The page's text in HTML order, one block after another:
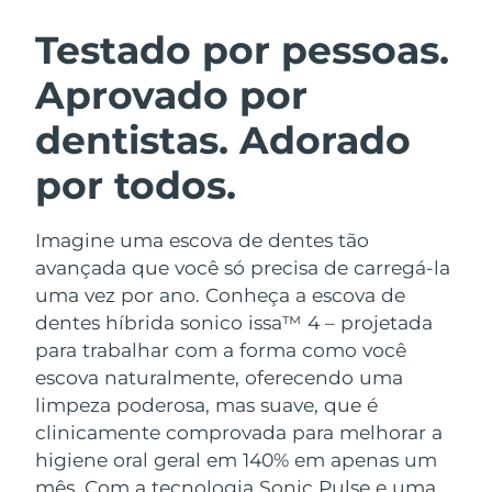
Testado por pessoas.
Aprovado por
dentistas. Adorado
por todos.
Imagine uma escova de dentes tão
avançada que você só precisa de carregá-la
uma vez por ano. Conheça a escova de
dentes híbrida sonico issa™ 4 – projetada
para trabalhar com a forma como você
escova naturalmente, oferecendo uma
limpeza poderosa, mas suave, que é
clinicamente comprovada para melhorar a
higiene oral geral em 140% em apenas um
mês. Com a tecnologia Sonic Pulse e uma
Limpeza facial
LUNA™ 4 kit
Anti-aging massage
LUNA™ 4 Plus
Massage, LED heating
LUNA™ 4 Men
For men, anti-aging massage
Lifting facial
BEAR™ 2 kit
Microcurrent toning
BEAR™ 2 go
Microcurrent toning on-the-go
BEAR™ 2 eyes & lips
Microcurrent line smoothing device
Hidratação
UFO™ 3 kit
Deep facial hydration
UFO™ 3 LED
Near-infrared and red light therapy
device
Cuidado oral
issa™ 4
Hybrid silicone sonic toothbrush
issa™ 4 plus
Smart hybrid silicone sonic toothbrush
TRATAMENTO ANTIENVELHECIMENTO
FAQ™
Antienvelhecimento Tratamentos LED
NEW
Áustria
Barein Entrega prevista
Bélgica Entrega prevista09/08/2026
Bermudas
Bósnia e
Herzegovina
Entrega prevista
Brunei Entrega prevista14/08/2026
Bulgária Entrega prevista
Canadá Entrega prevista
Chile Entrega prevista13/08/2026